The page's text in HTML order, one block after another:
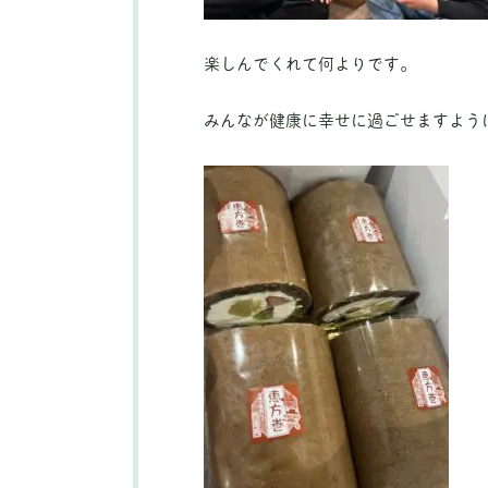
楽しんでくれて何よりです。
みんなが健康に幸せに過ごせますよう